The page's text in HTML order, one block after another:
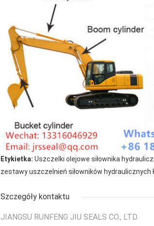
Etykietka: Uszczelki olejowe siłownika
zestawy uszczelnień siłowników hydraulicznych
Szczegóły kontaktu
JIANGSU RUNFENG JIU SEALS CO., LTD.